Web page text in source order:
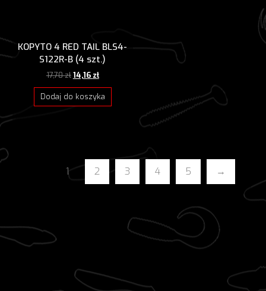
KOPYTO 4 RED TAIL BLS4-
S122R-B (4 szt.)
17,70złPierwotna
cena
wynosiła:
17,70 zł.
14,16 złAktualna
cena
wynosi:
14,16 zł.
Dodaj do koszyka
1 2 3 4 5 →